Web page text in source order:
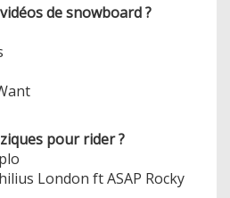
de snowboard ?
pour rider ?
London ft ASAP Rocky